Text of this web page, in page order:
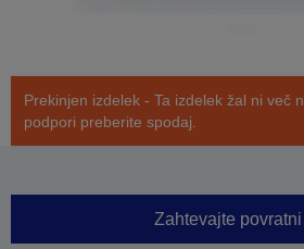
Prekinjen izdelek - Ta izdelek žal ni več
podpori preberite spodaj.
Zahtevajte